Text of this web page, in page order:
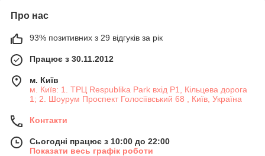
Про нас
93% позитивних з 29 відгуків за рік
Працює з 30.11.2012
м. Київ
м. Київ: 1. ТРЦ Respublika Park вхід P1, Кільцева дорога
1; 2. Шоурум Проспект Голосіївський 68 , Київ, Україна
Контакти
Сьогодні працює з 10:00 до 22:00
Показати весь графік роботи